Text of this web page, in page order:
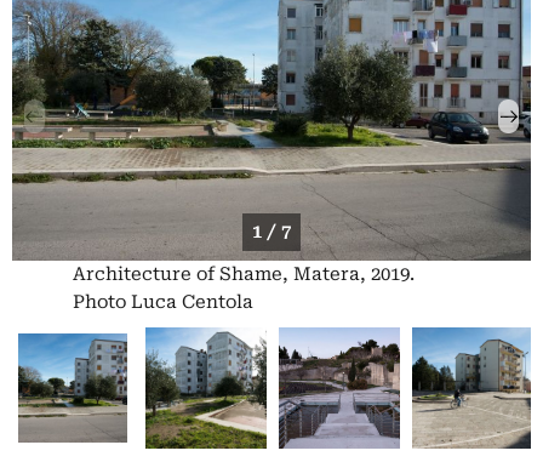
1 / 7
Architecture of Shame, Matera, 2019.
Photo Luca Centola